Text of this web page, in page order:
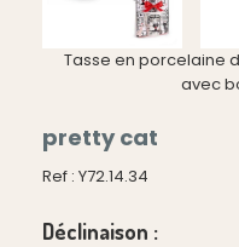
Tasse en porcelaine
avec
pretty cat
Ref : Y72.14.34
Déclinaison :